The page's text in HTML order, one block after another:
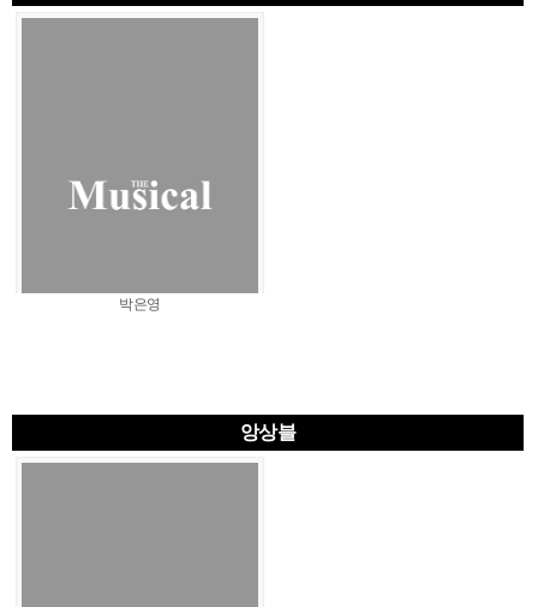
박은영
앙상블